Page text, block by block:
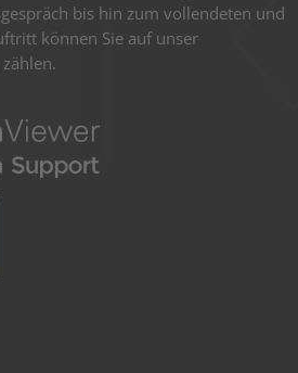
bis hin zum vollendeten und
können Sie auf unser